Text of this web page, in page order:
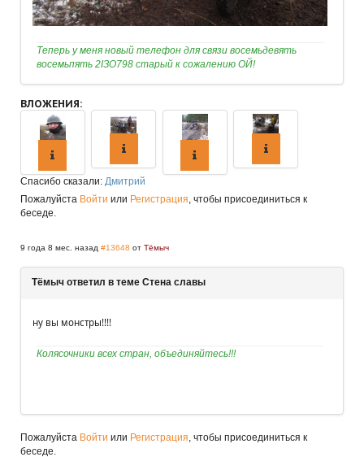
Теперь у меня новый телефон для связи восемьдевять
восемьпять 2IЗО798 старый к сожалению ОЙ!
ВЛОЖЕНИЯ:
Спасибо сказали: Дмитрий
Пожалуйста Войти или Регистрация , чтобы присоединиться к
беседе.
9 года 8 мес. назад #13648 от Тёмыч
Тёмыч ответил в теме Стена славы
ну вы монстры!!!!
Колясочники всех стран, объединяйтесь!!!
Пожалуйста Войти или Регистрация , чтобы присоединиться к
беседе.